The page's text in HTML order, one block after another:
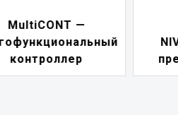
NIVELCONT PM —
преобразователь